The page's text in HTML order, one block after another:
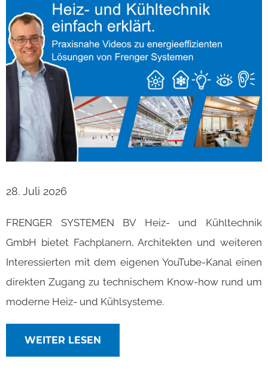
28. Juli 2026
FRENGER SYSTEMEN BV Heiz- und Kühltechnik
GmbH bietet Fachplanern, Architekten und weiteren
Interessierten mit dem eigenen YouTube-Kanal einen
direkten Zugang zu technischem Know-how rund um
moderne Heiz- und Kühlsysteme.
WEITER LESEN